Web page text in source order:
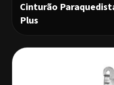
Cinturão
Plus